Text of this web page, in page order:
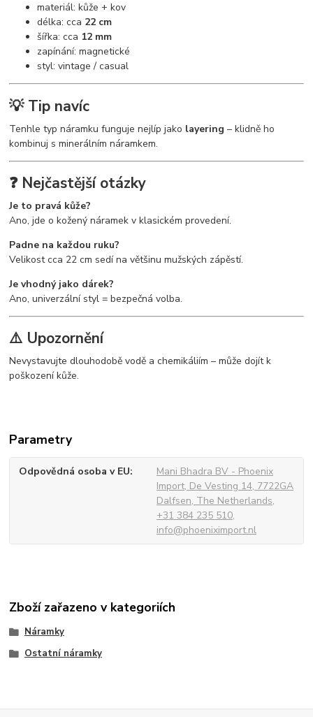
materiál: kůže + kov
délka: cca 22 cm
šířka: cca 12 mm
zapínání: magnetické
styl: vintage / casual
💡 Tip navíc
Tenhle typ náramku funguje nejlíp jako layering – klidně ho
kombinuj s minerálním náramkem.
❓ Nejčastější otázky
Je to pravá kůže?
Ano, jde o kožený náramek v klasickém provedení.
Padne na každou ruku?
Velikost cca 22 cm sedí na většinu mužských zápěstí.
Je vhodný jako dárek?
Ano, univerzální styl = bezpečná volba.
⚠️ Upozornění
Nevystavujte dlouhodobě vodě a chemikáliím – může dojít k
poškození kůže.
Parametry
Odpovědná osoba v EU
Mani Bhadra BV - Phoenix
Import, De Vesting 14, 7722GA
Dalfsen, The Netherlands,
+31 384 235 510,
info@phoeniximport.nl
Zboží zařazeno v kategoriích
Náramky
Ostatní náramky